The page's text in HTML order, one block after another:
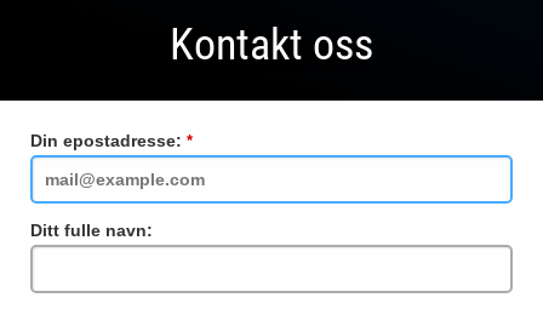
Kontakt oss
Din epostadresse:
felt
Ditt fulle navn: